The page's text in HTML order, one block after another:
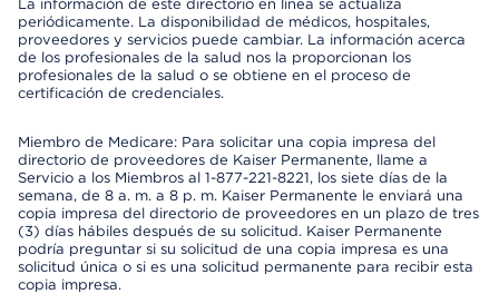
La información de este directorio en línea se actualiza
periódicamente. La disponibilidad de médicos, hospitales,
proveedores y servicios puede cambiar. La información acerca
de los profesionales de la salud nos la proporcionan los
profesionales de la salud o se obtiene en el proceso de
certificación de credenciales.
Miembro de Medicare: Para solicitar una copia impresa del
directorio de proveedores de Kaiser Permanente, llame a
Servicio a los Miembros al 1-877-221-8221, los siete días de la
semana, de 8 a. m. a 8 p. m. Kaiser Permanente le enviará una
copia impresa del directorio de proveedores en un plazo de tres
(3) días hábiles después de su solicitud. Kaiser Permanente
podría preguntar si su solicitud de una copia impresa es una
solicitud única o si es una solicitud permanente para recibir esta
copia impresa.